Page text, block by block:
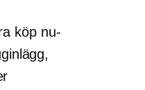
köp nu-